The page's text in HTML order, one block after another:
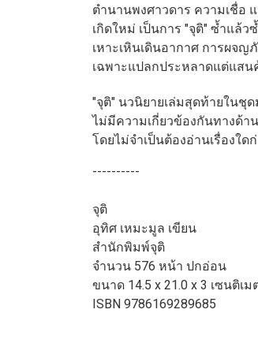
ตำนานพงศาวดาร ความเชื่อ
เกิดใหม่ เป็นการ "จุติ" ซ้ำแล้
เหาะเหินเดินอากาศ การผจ
เฉพาะแปลกประหลาดแต่แสน
"จุติ" นวนิยายเล่มสุดท้ายในชุ
ไม่มีความเกี่ยวข้องกันทางด้า
โดยไม่จำเป็นต้องอ่านเรื่องใด
----------
จุติ
อุทิศ เหมะมูล เขียน
สำนักพิมพ์จุติ
จำนวน 576 หน้า ปกอ่อน
ขนาด 14.5 x 21.0 x 3 เซนติเม
ISBN 9786169289685